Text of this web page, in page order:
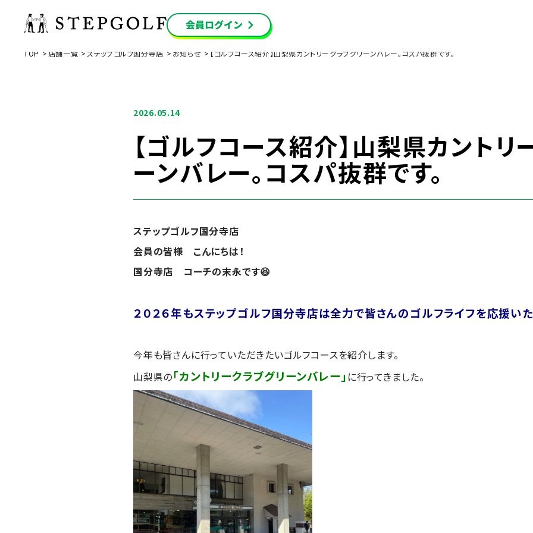
TOP 店舗一覧 ステップゴルフ国分寺店 お知らせ 【ゴルフコース紹介】山梨県カントリークラブグリーンバレー。コスパ抜群です。
2026.05.14
【ゴルフコース紹介】山梨県カントリ
ーンバレー。コスパ抜群です。
ステップゴルフ国分寺店
会員の皆様 こんにちは！
国分寺店 コーチの末永です😆
２０２６年もステップゴルフ国分寺店は全力で皆さんのゴルフライフを応援いた
今年も皆さんに行っていただきたいゴルフコースを紹介します。
山梨県の「カントリークラブグリーンバレー」 に行ってきました。